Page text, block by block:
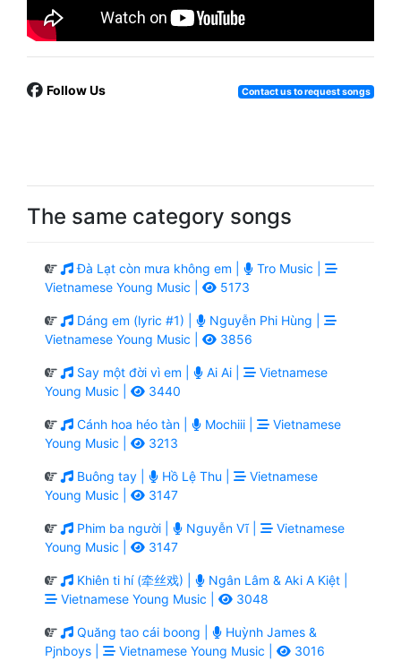
Follow Us Contact us to request songs
The same category songs
Đà Lạt còn mưa không em |
Tro Music |
Vietnamese Young Music |
5173
Dáng em (lyric #1) |
Nguyễn Phi Hùng |
Vietnamese Young Music |
3856
Say một đời vì em | Ai Ai |
Vietnamese
Young Music |
3440
Cánh hoa héo tàn | Mochiii |
Vietnamese
Young Music |
3213
Buông tay | Hồ Lệ Thu |
Vietnamese
Young Music |
3147
Phim ba người | Nguyễn Vĩ |
Vietnamese
Young Music |
3147
Khiên ti hí (牵丝戏) |
Ngân Lâm & Aki A Kiệt |
Vietnamese Young Music |
3048
Quăng tao cái boong |
Huỳnh James &
Pjnboys |
Vietnamese Young Music | 3016